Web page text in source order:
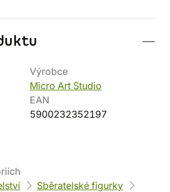
Výrobce
Micro Art Studio
EAN
5900232352197
Sběratelské figurky